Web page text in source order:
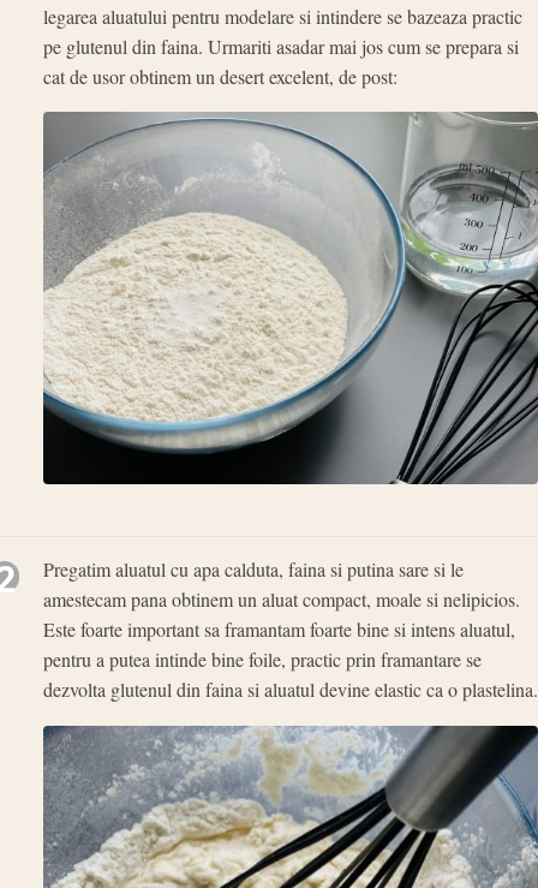
legarea aluatului pentru modelare si intindere se bazeaza practic
pe glutenul din faina. Urmariti asadar mai jos cum se prepara si
cat de usor obtinem un desert excelent, de post:
Pregatim aluatul cu apa calduta, faina si putina sare si le
amestecam pana obtinem un aluat compact, moale si nelipicios.
Este foarte important sa framantam foarte bine si intens aluatul,
pentru a putea intinde bine foile, practic prin framantare se
dezvolta glutenul din faina si aluatul devine elastic ca o plastelina.